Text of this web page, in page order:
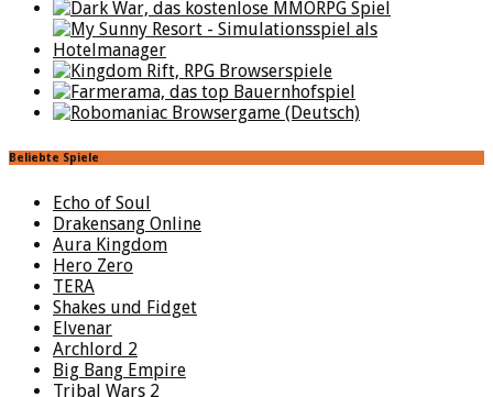
Beliebte Spiele
Echo of Soul
Drakensang Online
Aura Kingdom
Hero Zero
TERA
Shakes und Fidget
Elvenar
Archlord 2
Big Bang Empire
Tribal Wars 2